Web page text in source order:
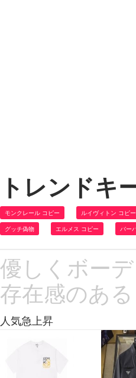
トレンドキ
モンクレール コピー ルイヴィトン コピー
グッチ偽物 エルメス コピー バー
優しくボー
存在感のあ
人気急上昇